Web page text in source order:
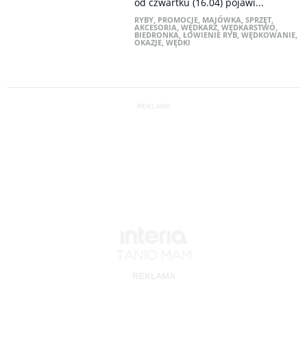
RYBY, PROMOCJE, MAJÓWKA,SPRZĘT,
AKCESORIA,WĘDKARZ,WĘDKARSTWO,
BIEDRONKA,ŁOWIENIE RYB,WĘDKOWANIE,
OKAZJE,WĘDKI
REKLAMA